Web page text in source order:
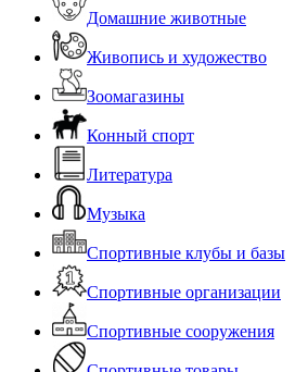
Домашние животные
Живопись и художество
Зоомагазины
Конный спорт
Литература
Музыка
Спортивные клубы и базы
Спортивные организации
Спортивные сооружения